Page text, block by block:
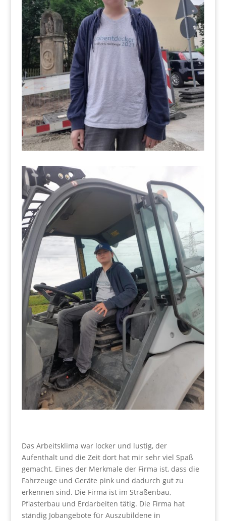
Das Arbeitsklima war locker und lustig, der
Aufenthalt und die Zeit dort hat mir sehr viel Spaß
gemacht. Eines der Merkmale der Firma ist, dass die
Fahrzeuge und Geräte pink und dadurch gut zu
erkennen sind. Die Firma ist im Straßenbau,
Pflasterbau und Erdarbeiten tätig. Die Firma hat
ständig Jobangebote für Auszubildene in